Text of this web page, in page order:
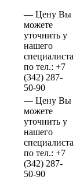
— Цену Вы
можете
уточнить у
нашего
специалиста
по тел.: +7
(342) 287-
50-90
— Цену Вы
можете
уточнить у
нашего
специалиста
по тел.: +7
(342) 287-
50-90